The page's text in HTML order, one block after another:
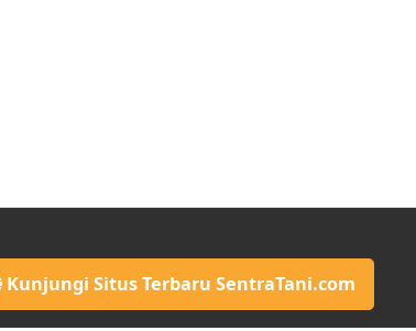
Kunjungi Situs Terbaru SentraTani.com